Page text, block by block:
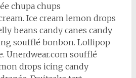
chupa chups
Ice cream lemon drops
beans candy canes candy
soufflé bonbon. Lollipop
Unerdwear.com soufflé
drops icing candy